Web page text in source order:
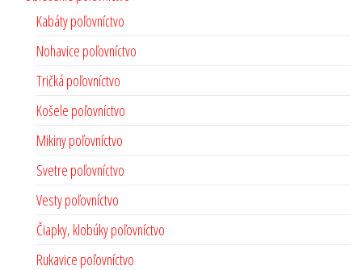
Kabáty poľovníctvo
Nohavice poľovníctvo
Tričká poľovníctvo
Košele poľovníctvo
Mikiny poľovníctvo
Svetre poľovníctvo
Vesty poľovníctvo
Čiapky, klobúky poľovníctvo
Rukavice poľovníctvo